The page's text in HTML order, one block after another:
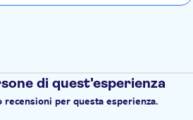
di quest'esperienza
recensioni per questa esperienza.